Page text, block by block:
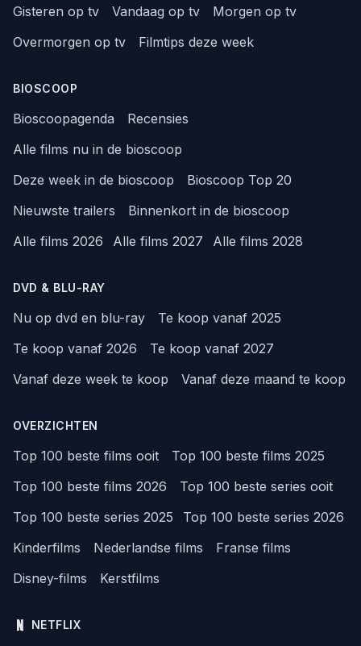
Gisteren op tv Vandaag op tv
Morgen op tv
Overmorgen op tv
Filmtips deze week
BIOSCOOP
Bioscoopagenda
Recensies
Alle films nu in de bioscoop
Deze week in de bioscoop
Bioscoop Top 20
Nieuwste trailers
Binnenkort in de bioscoop
Alle films 2026
Alle films 2027 Alle films 2028
DVD & BLU-RAY
Nu op dvd en blu-ray
Te koop vanaf 2025
Te koop vanaf 2026
Te koop vanaf 2027
Vanaf deze week te koop
Vanaf deze maand te koop
OVERZICHTEN
Top 100 beste films ooit
Top 100 beste films 2025
Top 100 beste films 2026
Top 100 beste series ooit
Top 100 beste series 2025
Top 100 beste series 2026
Kinderfilms
Nederlandse films
Franse films
Disney-films
Kerstfilms
NETFLIX